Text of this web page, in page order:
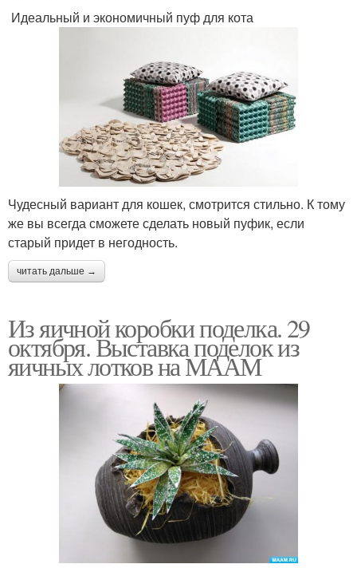
Идеальный и экономичный пуф для кота
Чудесный вариант для кошек, смотрится стильно. К тому
же вы всегда сможете сделать новый пуфик, если
старый придет в негодность.
читать дальше →
Из яичной коробки поделка. 29
октября. Выставка поделок из
яичных лотков на МААМ